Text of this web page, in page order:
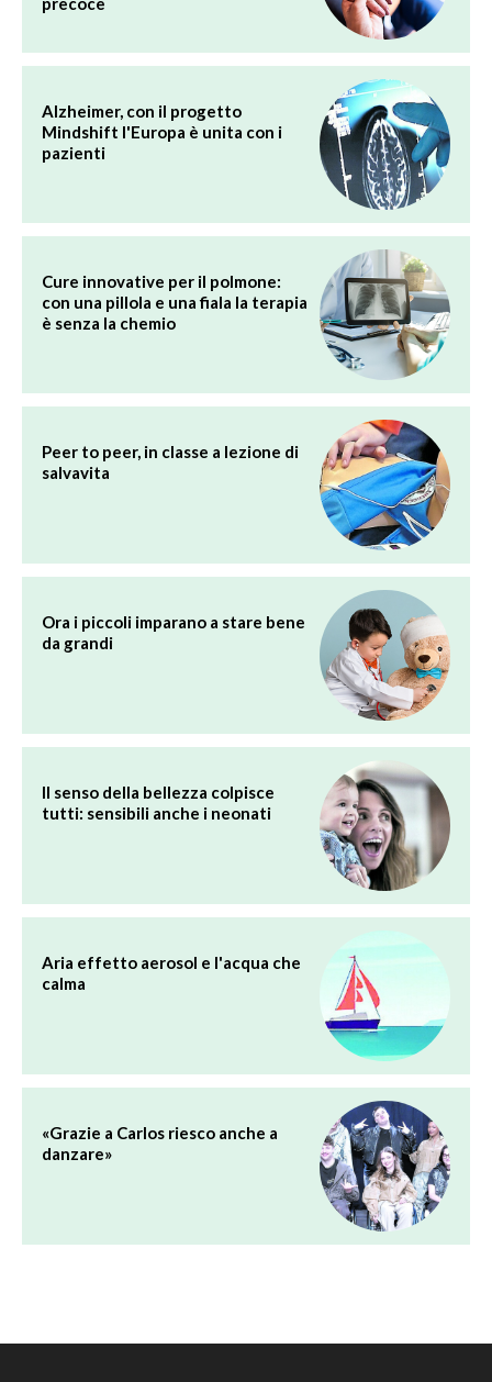
Alzheimer, con il progetto
Mindshift l'Europa è unita con i
pazienti
Cure innovative per il polmone:
con una pillola e una fiala la terapia
è senza la chemio
Peer to peer, in classe a lezione di
salvavita
Ora i piccoli imparano a stare bene
da grandi
Il senso della bellezza colpisce
tutti: sensibili anche i neonati
Aria effetto aerosol e l'acqua che
calma
«Grazie a Carlos riesco anche a
danzare»